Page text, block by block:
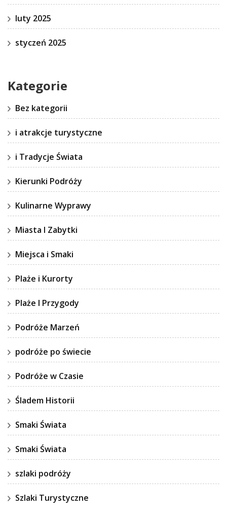
luty 2025
styczeń 2025
Kategorie
Bez kategorii
i atrakcje turystyczne
i Tradycje Świata
Kierunki Podróży
Kulinarne Wyprawy
Miasta I Zabytki
Miejsca i Smaki
Plaże i Kurorty
Plaże I Przygody
Podróże Marzeń
podróże po świecie
Podróże w Czasie
Śladem Historii
Smaki Świata
Smaki Świata
szlaki podróży
Szlaki Turystyczne